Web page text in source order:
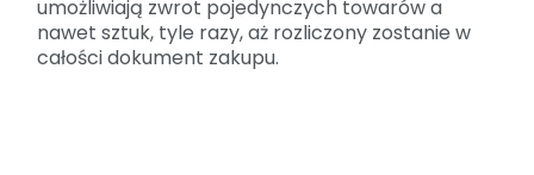
umożliwiają zwrot pojedynczych towarów a
nawet sztuk, tyle razy, aż rozliczony zostanie w
całości dokument zakupu.